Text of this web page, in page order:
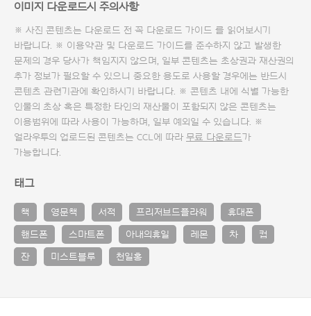
이미지 다운로드시 주의사항
※ 사진 콘텐츠는 다운로드 전 꼭 다운로드 가이드 를 읽어보시기
바랍니다. ※ 이용약관 및 다운로드 가이드를 준수하지 않고 발생한
문제의 경우 당사가 책임지지 않으며, 일부 콘텐츠는 초상권과 재산권의
추가 정보가 필요할 수 있으니 중요한 용도로 사용할 경우에는 반드시
콘텐츠 관련기관에 확인하시기 바랍니다. ※ 콘텐츠 내에 식별 가능한
인물의 초상 혹은 특정한 타인의 재산물이 포함되지 않은 콘텐츠는
이용범위에 따라 사용이 가능하며, 일부 예외일 수 있습니다. ※
얼라우투의 업로드된 콘텐츠는 CCL에 따라 무료 다운로드가
가능합니다.
태그
책 영문책 서적 프리저브드플라워 휴대폰
핸드폰 스마트폰 아내의휴일 레몬 차 컵
잔 미스트블루 천일홍